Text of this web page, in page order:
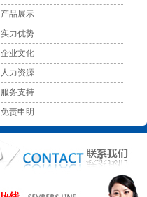
产品展示
实力优势
企业文化
人力资源
服务支持
免责申明